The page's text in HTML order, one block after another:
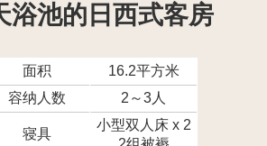
浴池的日西式客房
面积
16.2平方米
容纳人数
2～3人
寝具
小型双人床 x 2